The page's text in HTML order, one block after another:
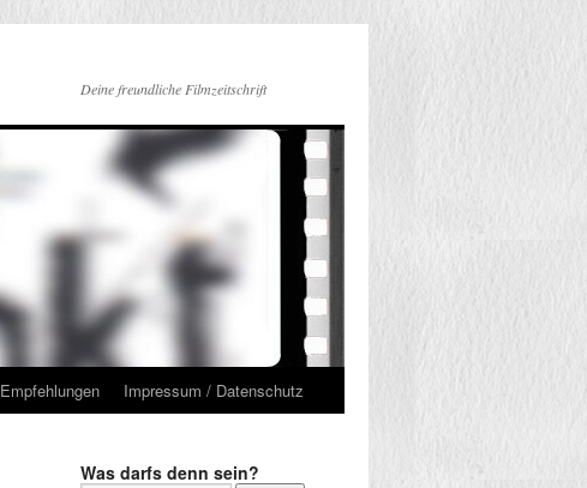
Deine freundliche Filmzeitschrift
Empfehlungen Impressum / Datenschutz
Was darfs denn sein?